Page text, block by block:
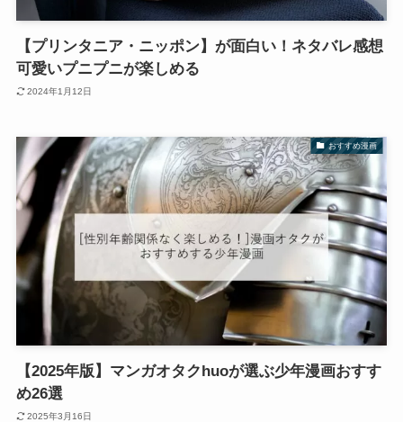
【プリンタニア・ニッポン】が面白い！ネタバレ感想
可愛いプニプニが楽しめる
2024年1月12日
おすすめ漫画
【2025年版】マンガオタクhuoが選ぶ少年漫画おすす
め26選
2025年3月16日